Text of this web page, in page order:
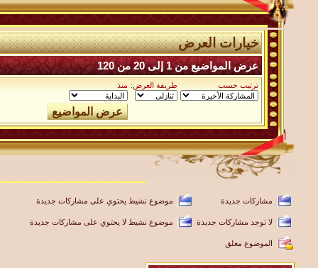
خيارات العرض
عرض المواضيع من 1 إلى 20 من 120
ترتيب حسب طريقة العرض: منذ
مشاركات جديدة موضوع نشيط يحتوي على مشاركات جديدة
لا توجد مشاركات جديدة موضوع نشيط لا يحتوي على مشاركات جديدة
الموضوع مغلق